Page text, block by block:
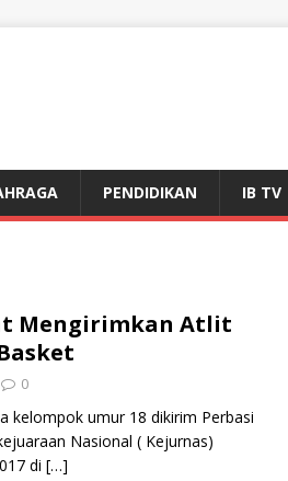
PENDIDIKAN IB TV
Mengirimkan Atlit
0
kelompok umur 18 dikirim Perbasi
Nasional ( Kejurnas)
di […]